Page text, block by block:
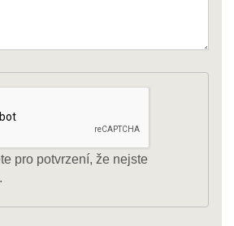
pro potvrzení, že nejste